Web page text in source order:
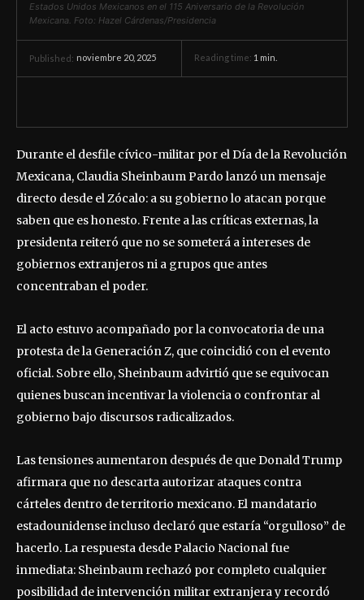
Estados Unidos Mexicanos en el 115 Aniversario de la Revolución
Mexicana. Foto: Hazel Cárdenas/Presidencia
Published: noviembre 20, 2025 Reading time: 1 min.
Durante el desfile cívico-militar por el Día de la Revolución
Mexicana, Claudia Sheinbaum Pardo lanzó un mensaje
directo desde el Zócalo: a su gobierno lo atacan porque
saben que es honesto. Frente a las críticas externas, la
presidenta reiteró que no se someterá a intereses de
gobiernos extranjeros ni a grupos que antes
concentraban el poder.
El acto estuvo acompañado por la convocatoria de una
protesta de la Generación Z, que coincidió con el evento
oficial. Sobre ello, Sheinbaum advirtió que se equivocan
quienes buscan incentivar la violencia o confrontar al
gobierno bajo discursos radicalizados.
Las tensiones aumentaron después de que Donald Trump
afirmara que no descarta autorizar ataques contra
cárteles dentro de territorio mexicano. El mandatario
estadounidense incluso declaró que estaría “orgulloso” de
hacerlo. La respuesta desde Palacio Nacional fue
inmediata: Sheinbaum rechazó por completo cualquier
posibilidad de intervención militar extranjera y recordó